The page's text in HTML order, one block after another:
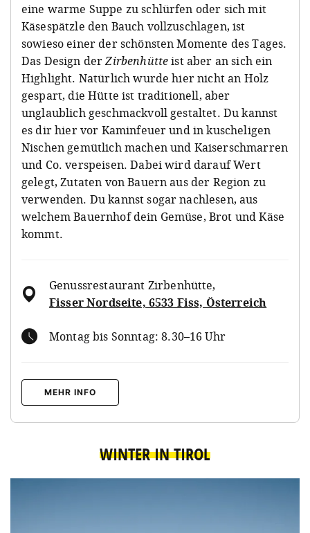
eine warme Suppe zu schlürfen oder sich mit
Käsespätzle den Bauch vollzuschlagen, ist
sowieso einer der schönsten Momente des Tages.
Das Design derZirbenhütteist aber an sich ein
Highlight. Natürlich wurde hier nicht an Holz
gespart, die Hütte ist traditionell, aber
unglaublich geschmackvoll gestaltet. Du kannst
es dir hier vor Kaminfeuer und in kuscheligen
Nischen gemütlich machen und Kaiserschmarren
und Co. verspeisen. Dabei wird darauf Wert
gelegt, Zutaten von Bauern aus der Region zu
verwenden. Du kannst sogar nachlesen, aus
welchem Bauernhof dein Gemüse, Brot und Käse
kommt.
Genussrestaurant Zirbenhütte,
Fisser Nordseite, 6533 Fiss, Österreich
Montag bis Sonntag: 8.30–16 Uhr
MEHR INFO
WINTER IN TIROL